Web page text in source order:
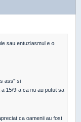
sau entuziasmul e o
ass" si
ca oamenii au fost